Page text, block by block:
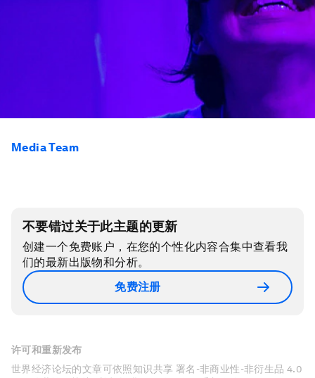
Media Team
不要错过关于此主题的更新
创建一个免费账户，在您的个性化内容合集中查看我
们的最新出版物和分析。
免费注册
许可和重新发布
世界经济论坛的文章可依照知识共享 署名-非商业性-非衍生品 4.0